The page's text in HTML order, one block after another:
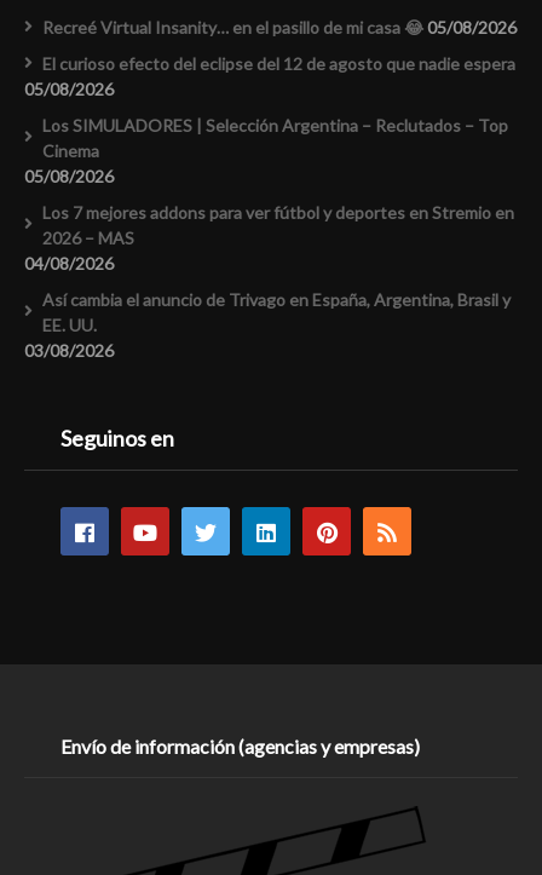
Recreé Virtual Insanity… en el pasillo de mi casa 😂05/08/2026
El curioso efecto del eclipse del 12 de agosto que nadie espera
05/08/2026
Los SIMULADORES | Selección Argentina – Reclutados – Top
Cinema
05/08/2026
Los 7 mejores addons para ver fútbol y deportes en Stremio en
2026 – MAS
04/08/2026
Así cambia el anuncio de Trivago en España, Argentina, Brasil y
EE. UU.
03/08/2026
Seguinos en
Envío de información (agencias y empresas)